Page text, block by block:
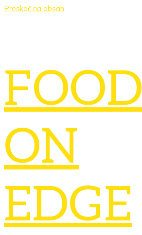
Preskoč na obsah
FOOD
ON
EDGE